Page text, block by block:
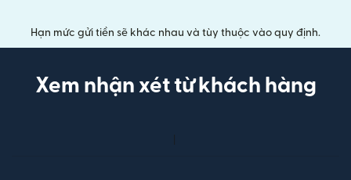
Hạn mức gửi tiền sẽ khác nhau và tùy thuộc vào quy định.
Xem nhận xét từ khách hàng